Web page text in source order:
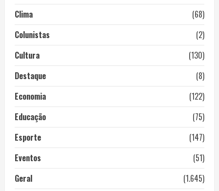
Clima
(68)
Colunistas
(2)
Cultura
(130)
Destaque
(8)
Economia
(122)
Educação
(75)
Esporte
(147)
Eventos
(51)
Geral
(1.645)